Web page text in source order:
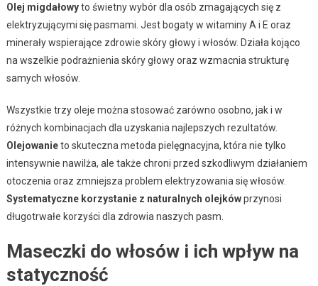
Olej migdałowyto świetny wybór dla osób zmagających się z
elektryzującymi się pasmami. Jest bogaty w witaminy A i E oraz
minerały wspierające zdrowie skóry głowy i włosów. Działa kojąco
na wszelkie podrażnienia skóry głowy oraz wzmacnia strukturę
samych włosów.
Wszystkie trzy oleje można stosować zarówno osobno, jak i w
różnych kombinacjach dla uzyskania najlepszych rezultatów.
Olejowanieto skuteczna metoda pielęgnacyjna, która nie tylko
intensywnie nawilża, ale także chroni przed szkodliwym działaniem
otoczenia oraz zmniejsza problem elektryzowania się włosów.
Systematyczne korzystanie z naturalnych olejkówprzynosi
długotrwałe korzyści dla zdrowia naszych pasm.
Maseczki do włosów i ich wpływ na
statyczność